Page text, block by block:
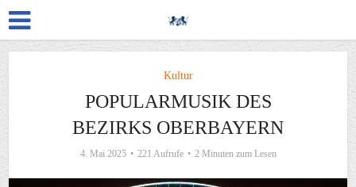
Kultur
POPULARMUSIK DES
BEZIRKS OBERBAYERN
4. Mai 2025 221 Aufrufe 2 Minuten zum Lesen